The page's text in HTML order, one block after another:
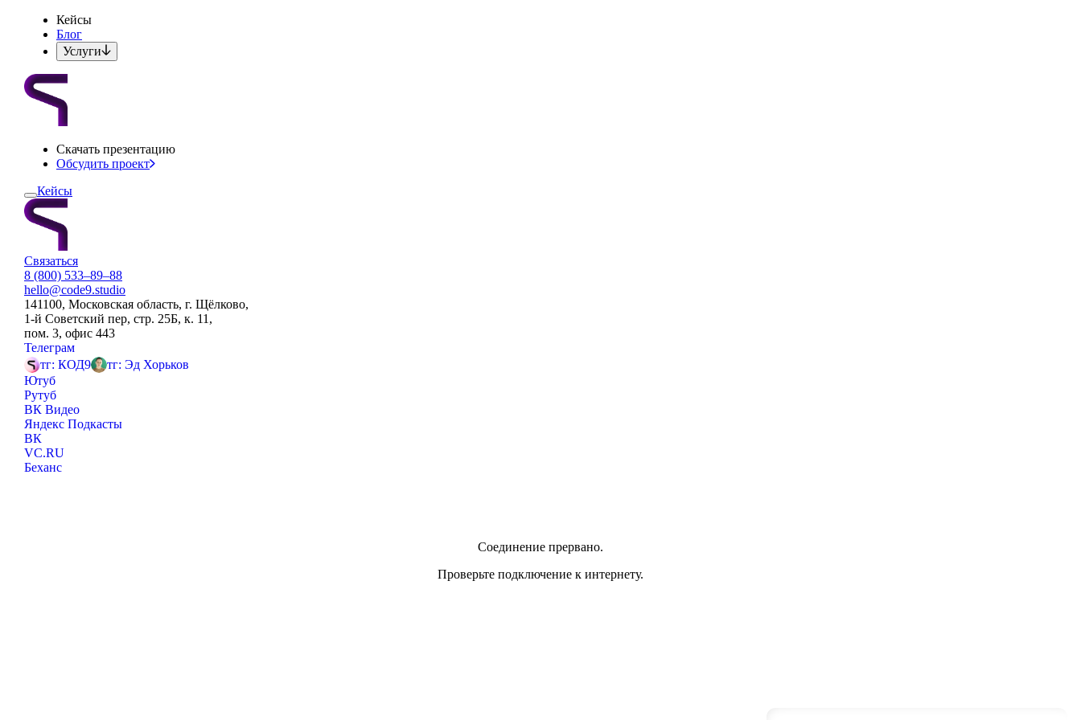
Кейсы
Блог
Услуги
Скачать презентацию
Обсудить проект
Кейсы
Связаться
8 (800) 533–89–88
hello@code9.studio
141100, Московская область, г. Щёлково,
1-й Советский пер, стр. 25Б, к. 11,
пом. 3, офис 443
Телеграм
тг: КОД9
тг: Эд Хорьков
Ютуб
Рутуб
ВК Видео
Яндекс Подкасты
ВК
VC.RU
Беханс
Соединение прервано.
Проверьте подключение к интернету.